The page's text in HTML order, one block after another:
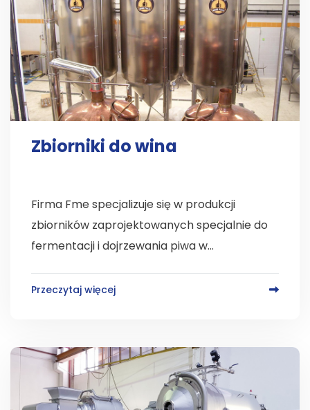
Zbiorniki do wina
Firma Fme specjalizuje się w produkcji
zbiorników zaprojektowanych specjalnie do
fermentacji i dojrzewania piwa w...
Przeczytaj więcej